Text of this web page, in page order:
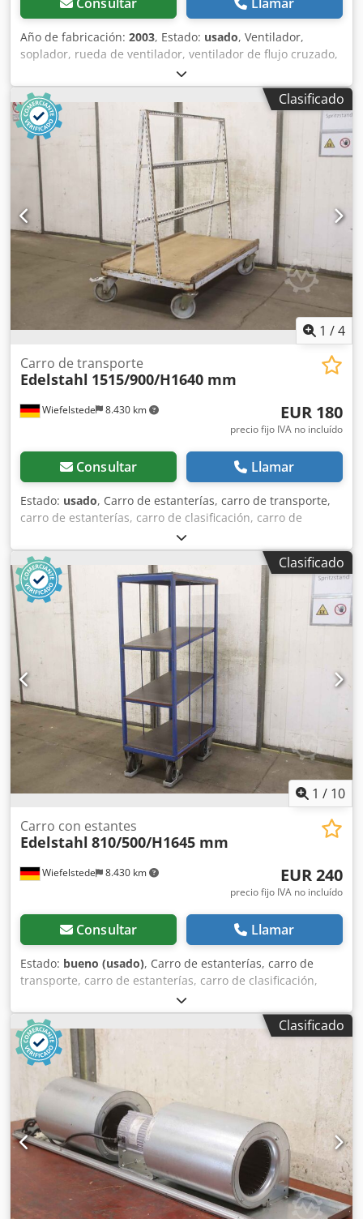
Año de fabricación: 2003, Estado: usado, Ventilador,
soplador, rueda de ventilador, ventilador de flujo cruzado,
soplador de flujo cruzado, ventilador de flujo cruzado,
ventilador de rodillo -Fabricante: Emmevi, Ventilador de
rueda de flujo cruzado .: COD. 119636 -Tensión: 230V -
Rueda de ventilador: Ø 60 x 180 mm en ambos lados -
Cantidad: 14 ventiladores disponibles -Precio: por unidad -
Dimensión: 470/100/H95 mm Cjdpsunn H Sefx Aidoha -
Peso: 2 kg/unidad.
Clasificado
1 /4
Wiefelstede 8.430 km
Carro de transporte
Edelstahl 1515/900/H1640 mm
EUR 180
precio fijo IVA no incluído
Consultar Llamar
Estado: usado, Carro de estanterías, carro de transporte,
carro de estanterías, carro de clasificación, carro de
preparación de pedidos, estantería móvil, carro de
estanterías, carro de bordado Chsdpfjrri Taox Aidsa -Carro
de transporte: carro de preparación de pedidos -Chasis: 4
ruedas giratorias -Dimensiones: 1515/900/H1640 mm -
Peso: 83 kg
Clasificado
1 / 10
Wiefelstede 8.430 km
Carro con estantes
Edelstahl 810/500/H1645 mm
EUR 240
precio fijo IVA no incluído
Consultar Llamar
Estado: bueno (usado), Carro de estanterías, carro de
transporte, carro de estanterías, carro de clasificación,
carro de preparación de pedidos, estantería móvil, carro
de estanterías, carro de bordado -Carro de transporte:
Carro de preparación de pedidos Carro de estanterías -
Estantes: 2 estantes dispuestos en diagonal -Dimensiones
de los bordes: ver fotos -Chasis: 4 ruedas giratorias
Chodpfx Aorri Skeidea -Dimensiones totales:
810/500/H1645 mm -Peso: 63 kg
Clasificado